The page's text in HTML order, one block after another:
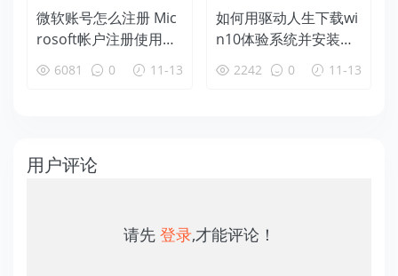
微软账号怎么注册 Mic
rosoft帐户注册使用教
程 6081 0 11-13
如何用驱动人生下载wi
n10体验系统并安装教
程 2242 0 11-13
用户评论
请先 登录,才能评论！